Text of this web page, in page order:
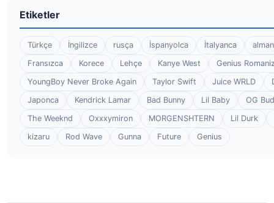
Etiketler
Türkçe İngilizce rusça İspanyolca İtalyanca
Fransızca
Korece Lehçe Kanye West
Genius
YoungBoy Never Broke Again
Taylor Swift Juice WRLD
Japonca
Kendrick Lamar Bad Bunny Lil Baby
OG
The Weeknd
Oxxxymiron MORGENSHTERN
Lil Durk
kizaru
Rod Wave Gunna Future Genius